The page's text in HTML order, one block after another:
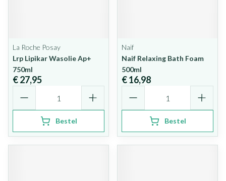
La Roche Posay
Lrp Lipikar Wasolie Ap+
750ml
€ 27,95
Bestel
Naif
Naif Relaxing Bath Foam
500ml
€ 16,98
Bestel